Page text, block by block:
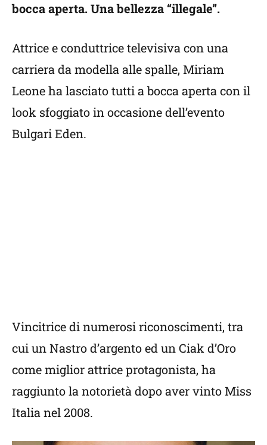
bocca aperta. Una bellezza “illegale”.
Attrice e conduttrice televisiva con una
carriera da modella alle spalle, Miriam
Leone ha lasciato tutti a bocca aperta con il
look sfoggiato in occasione dell’evento
Bulgari Eden.
Vincitrice di numerosi riconoscimenti, tra
cui un Nastro d’argento ed un Ciak d’Oro
come miglior attrice protagonista, ha
raggiunto la notorietà dopo aver vinto Miss
Italia nel 2008.